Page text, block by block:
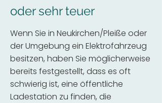
oder sehr teuer
Wenn Sie in Neukirchen/Pleiße oder
der Umgebung ein Elektrofahrzeug
besitzen, haben Sie möglicherweise
bereits festgestellt, dass es oft
schwierig ist, eine öffentliche
Ladestation zu finden, die